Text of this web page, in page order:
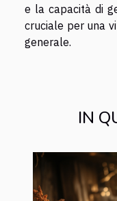
e la capacità di
cruciale per una
generale.
IN